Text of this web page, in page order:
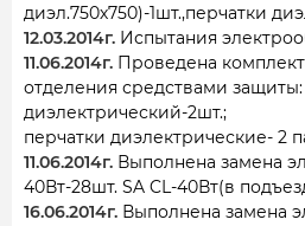
диэл.750х750)-1шт.,перчатки
12.03.2014г. Испытания
11.06.2014г. Проведена
отделения средствами
диэлектрический-2шт.;
перчатки диэлектрические- 2
11.06.2014г. Выполнена замена
40Вт-28шт. SA CL-40Вт(в
16.06.2014г. Выполнена замена